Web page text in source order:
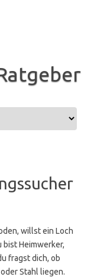
willst ein Loch
bist Heimwerker,
fragst dich, ob
Stahl liegen.